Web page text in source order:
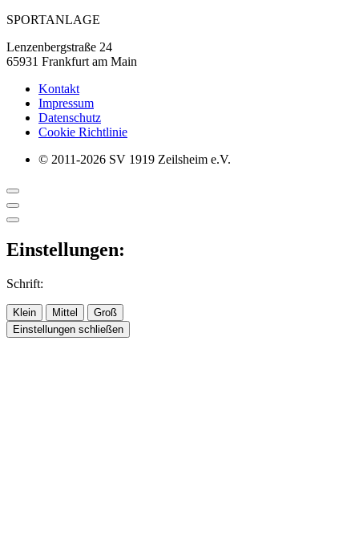
SPORTANLAGE
Lenzenbergstraße 24
65931 Frankfurt am Main
Kontakt
Impressum
Datenschutz
Cookie Richtlinie
© 2011-2026 SV 1919 Zeilsheim e.V.
Einstellungen:
Schrift:
Klein Mittel
Groß
Einstellungen schließen